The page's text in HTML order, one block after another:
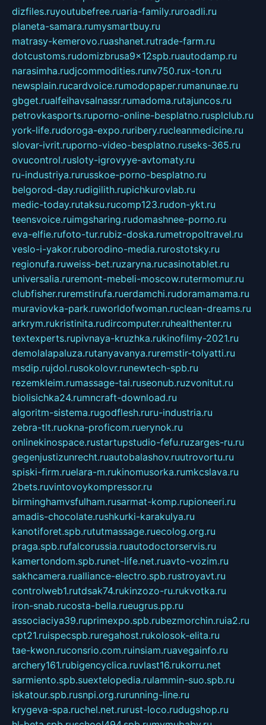
dizfiles.ruyoutubefree.ruaria-family.ruroadli.ru
planeta-samara.rumysmartbuy.ru
matrasy-kemerovo.ruashanet.rutrade-farm.ru
dotcustoms.rudomizbrusa9x12spb.ruautodamp.ru
narasimha.rudjcommodities.runv750.rux-ton.ru
newsplain.rucardvoice.rumodopaper.rumanunae.ru
gbget.rualfeihavsalnassr.rumadoma.rutajuncos.ru
petrovkasports.ruporno-online-besplatno.rusplclub.ru
york-life.rudoroga-expo.ruribery.rucleanmedicine.ru
slovar-ivrit.ruporno-video-besplatno.ruseks-365.ru
ovucontrol.rusloty-igrovyye-avtomaty.ru
ru-industriya.rurusskoe-porno-besplatno.ru
belgorod-day.rudigilith.rupichkurovlab.ru
medic-today.rutaksu.rucomp123.rudon-ykt.ru
teensvoice.ruimgsharing.rudomashnee-porno.ru
eva-elfie.rufoto-tur.rubiz-doska.rumetropoltravel.ru
veslo-i-yakor.ruborodino-media.rurostotsky.ru
regionufa.ruweiss-bet.ruzaryna.rucasinotablet.ru
universalia.ruremont-mebeli-moscow.rutermomur.ru
clubfisher.ruremstirufa.ruerdamchi.rudoramamama.ru
muraviovka-park.ruworldofwoman.ruclean-dreams.ru
arkrym.rukristinita.rudircomputer.ruhealthenter.ru
textexperts.rupivnaya-kruzhka.rukinofilmy-2021.ru
demolalapaluza.rutanyavanya.ruremstir-tolyatti.ru
msdip.rujdol.rusokolovr.runewtech-spb.ru
rezemkleim.rumassage-tai.ruseonub.ruzvonitut.ru
biolisichka24.rumncraft-download.ru
algoritm-sistema.rugodflesh.ruru-industria.ru
zebra-tlt.ruokna-proficom.ruerynok.ru
onlinekinospace.rustartupstudio-fefu.ruzarges-ru.ru
gegenjustizunrecht.ruautobalashov.ruutrovortu.ru
spiski-firm.ruelara-m.rukinomusorka.rumkcslava.ru
2bets.ruvintovoykompressor.ru
birminghamvsfulham.rusarmat-komp.rupioneeri.ru
amadis-chocolate.rushkurki-karakulya.ru
kanotiforet.spb.rututmassage.ruecolog.org.ru
praga.spb.rufalcorussia.ruautodoctorservis.ru
kamertondom.spb.runet-life.net.ruavto-vozim.ru
sakhcamera.rualliance-electro.spb.rustroyavt.ru
controlweb1.rutdsak74.rukinzozo-ru.rukvotka.ru
iron-snab.rucosta-bella.rueugrus.pp.ru
associaciya39.ruprimexpo.spb.rubezmorchin.ruia2.ru
cpt21.ruispecspb.ruregahost.rukolosok-elita.ru
tae-kwon.ruconsrio.com.ruinsiam.ruavegainfo.ru
archery161.rubigencyclica.ruvlast16.rukorru.net
sarmiento.spb.suextelopedia.rulammin-suo.spb.ru
iskatour.spb.rusnpi.org.rurunning-line.ru
krygeva-spa.ruchel.net.rurust-loco.rudugshop.ru